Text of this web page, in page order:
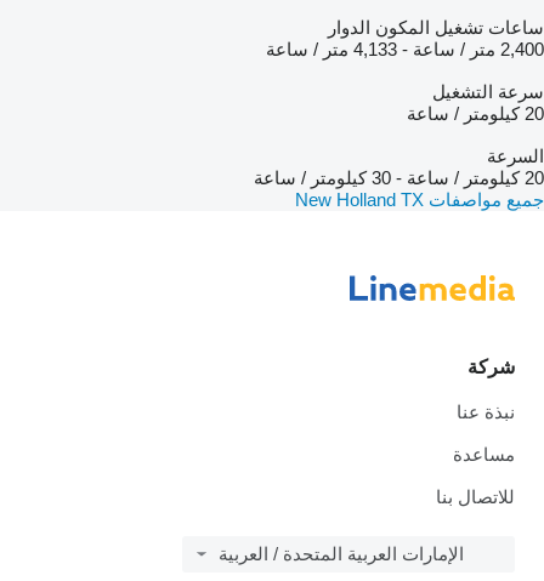
ساعات تشغيل المكون الدوار
2,400 متر / ساعة
- 4,133 متر / ساعة
سرعة التشغيل
20 كيلومتر / ساعة
السرعة
20 كيلومتر / ساعة
- 30 كيلومتر / ساعة
جميع مواصفات New Holland TX
شركة
نبذة عنا
مساعدة
للاتصال بنا
الإمارات العربية المتحدة / العربية